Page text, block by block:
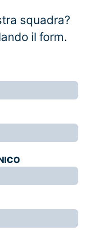
squadra?
il form.